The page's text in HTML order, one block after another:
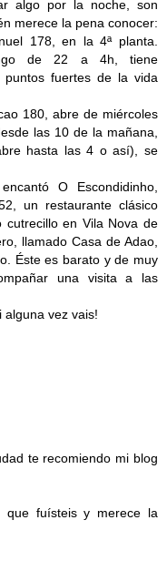
algo por la noche, son
merece la pena conocer:
178, en la 4ª planta.
de 22 a 4h, tiene
fuertes de la vida
180, abre de miércoles
las 10 de la mañana,
hasta las 4 o así), se
O Escondidinho,
un restaurante clásico
cutrecillo en Vila Nova de
llamado Casa de Adao,
Éste es barato y de muy
una visita a las
alguna vez vais!
te recomiendo mi blog
que fuísteis y merece la